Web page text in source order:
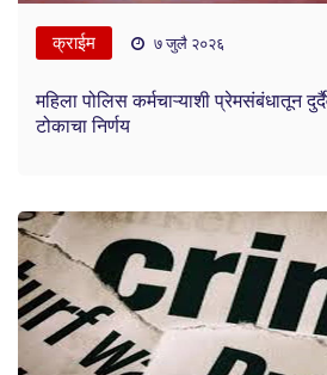
क्राईम ७ जुलै २०२६
महिला पोलिस कर्मचाऱ्याशी प्रेमसंबंधातून
टोकाचा निर्णय